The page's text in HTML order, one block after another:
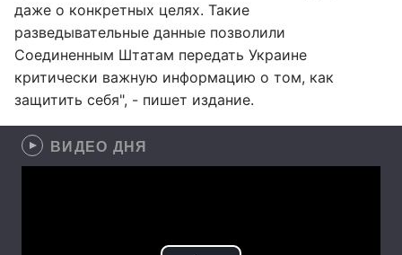
даже о конкретных целях. Такие
разведывательные данные позволили
Соединенным Штатам передать Украине
критически важную информацию о том, как
защитить себя", - пишет издание.
ВИДЕО ДНЯ